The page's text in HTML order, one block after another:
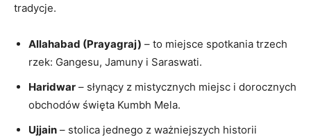
tradycje.
Allahabad (Prayagraj) – to miejsce spotkania trzech
rzek: Gangesu, Jamuny i Saraswati.
Haridwar – słynący z mistycznych miejsc i dorocznych
obchodów święta Kumbh Mela.
Ujjain – stolica jednego z ważniejszych historii